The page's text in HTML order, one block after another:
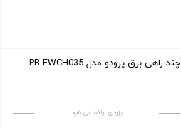
چند راهی برق پرودو مدل PB-FWCH035
بزودی ارائه می شود